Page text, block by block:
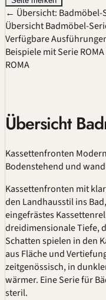
← Übersicht: Badmöbel-
Übersicht Badmöbel-
Verfügbare
Beispiele mit Serie ROMA
ROMA
Übersicht
Kassettenfronten
Bodenstehend und
Kassettenfronten mit
den Landhausstil ins
eingefrästes
dreidimensionale Tiefe,
Schatten spielen in den
aus Fläche und
zeitgenössisch, in
wärmer. Eine Serie für
steril.